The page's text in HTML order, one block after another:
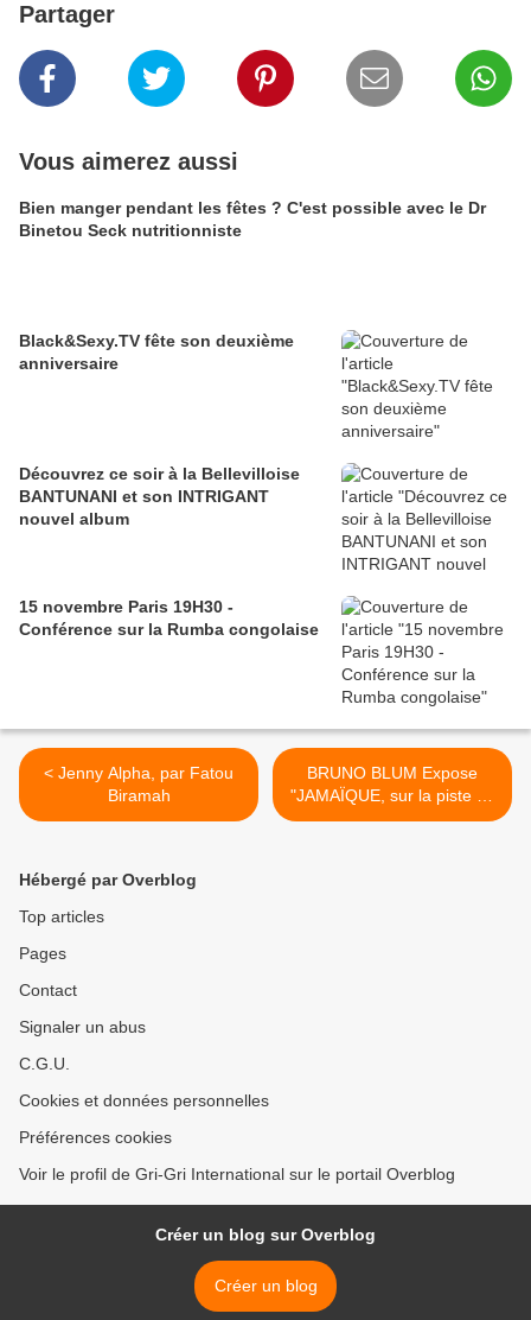
Partager
Vous aimerez aussi
Bien manger pendant les fêtes ? C'est possible avec le Dr
Binetou Seck nutritionniste
Black&Sexy.TV fête son deuxième
anniversaire
Découvrez ce soir à la Bellevilloise
BANTUNANI et son INTRIGANT
nouvel album
15 novembre Paris 19H30 -
Conférence sur la Rumba congolaise
< Jenny Alpha, par Fatou
Biramah
BRUNO BLUM Expose
"JAMAÏQUE, sur la piste du
Reggae" aux Trois Baudets
Hébergé par Overblog
Top articles
Pages
Contact
Signaler un abus
C.G.U.
Cookies et données personnelles
Préférences cookies
Voir le profil de Gri-Gri International sur le portail Overblog
Créer un blog sur Overblog
Créer un blog